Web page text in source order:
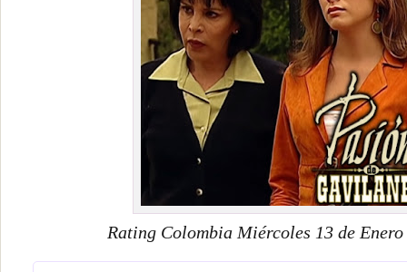
Rating Colombia Miércoles 13 de Enero